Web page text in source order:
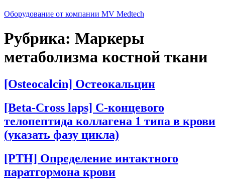
Оборудование от компании MV Medtech
Рубрика: Маркеры
метаболизма костной ткани
[Osteocalcin] Остеокальцин
[Beta-Cross laps] С-концевого
телопептида коллагена 1 типа в крови
(указать фазу цикла)
[PTH] Определение интактного
паратгормона крови